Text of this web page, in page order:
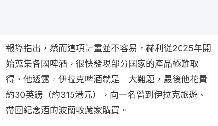
報導指出，然而這項計畫並不容易，赫利從2025年開
始蒐集各國啤酒，很快發現部分國家的產品極難取
得。他透露，伊拉克啤酒就是一大難題，最後他花費
約30英鎊（約315港元），向一名曾到伊拉克旅遊、
帶回紀念酒的波蘭收藏家購買。